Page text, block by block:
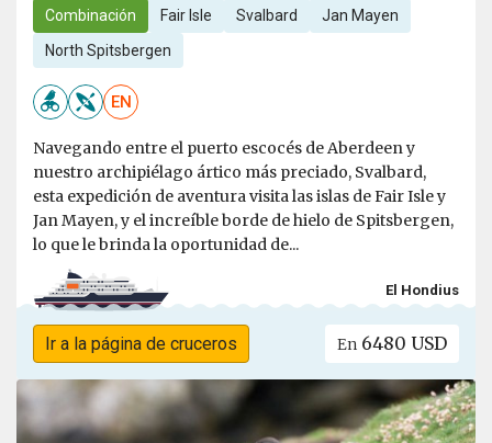
Combinación Fair Isle Svalbard Jan Mayen
North Spitsbergen
EN
Navegando entre el puerto escocés de Aberdeen y
nuestro archipiélago ártico más preciado, Svalbard,
esta expedición de aventura visita las islas de Fair Isle y
Jan Mayen, y el increíble borde de hielo de Spitsbergen,
lo que le brinda la oportunidad de...
El Hondius
Ir a la página de cruceros En 6480 USD